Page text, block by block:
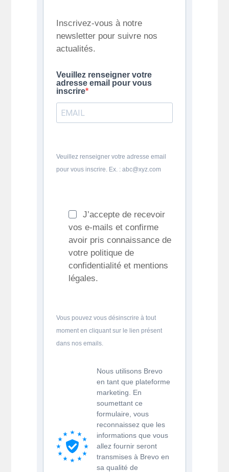
Inscrivez-vous à notre
newsletter pour suivre nos
actualités.
Veuillez renseigner votre
adresse email pour vous
inscrire
Veuillez renseigner votre adresse email
pour vous inscrire. Ex. : abc@xyz.com
J’accepte de recevoir
vos e-mails et confirme
avoir pris connaissance de
votre politique de
confidentialité et mentions
légales.
Vous pouvez vous désinscrire à tout
moment en cliquant sur le lien présent
dans nos emails.
Nous utilisons Brevo
en tant que plateforme
marketing. En
soumettant ce
formulaire, vous
reconnaissez que les
informations que vous
allez fournir seront
transmises à Brevo en
sa qualité de